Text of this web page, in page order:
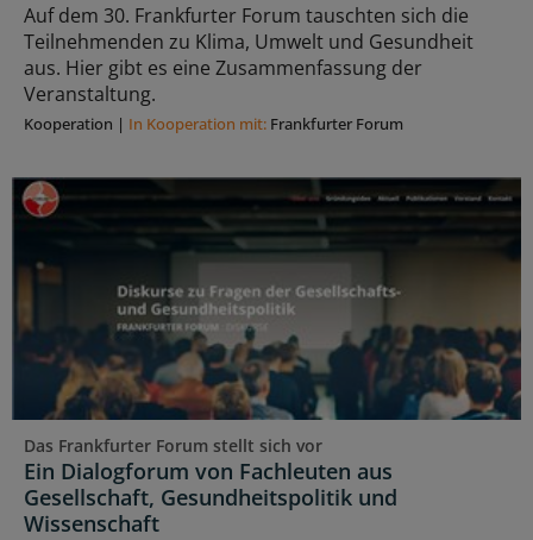
Auf dem 30. Frankfurter Forum tauschten sich die
Teilnehmenden zu Klima, Umwelt und Gesundheit
aus. Hier gibt es eine Zusammenfassung der
Veranstaltung.
Kooperation | In Kooperation mit: Frankfurter Forum
Das Frankfurter Forum stellt sich vor
Ein Dialogforum von Fachleuten aus
Gesellschaft, Gesundheitspolitik und
Wissenschaft